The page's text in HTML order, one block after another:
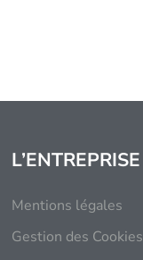
L’ENTREPRISE
Mentions légales
Gestion des Cookies